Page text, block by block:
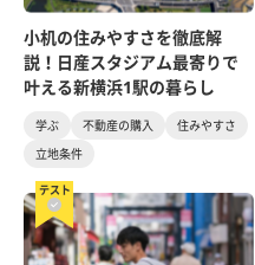
小机の住みやすさを徹底解
説！日産スタジアム最寄りで
叶える新横浜1駅の暮らし
学ぶ 不動産の購入
住みやすさ
立地条件
テスト